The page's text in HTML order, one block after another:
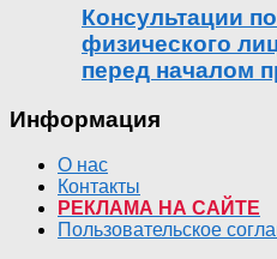
Консультации
физического
перед началом
Информация
О нас
Контакты
РЕКЛАМА НА САЙТЕ
Пользовательское